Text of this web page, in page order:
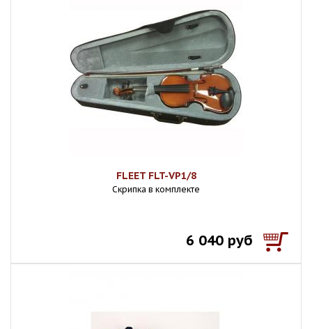
FLEET FLT-VP1/8
Скрипка в комплекте
6 040 руб